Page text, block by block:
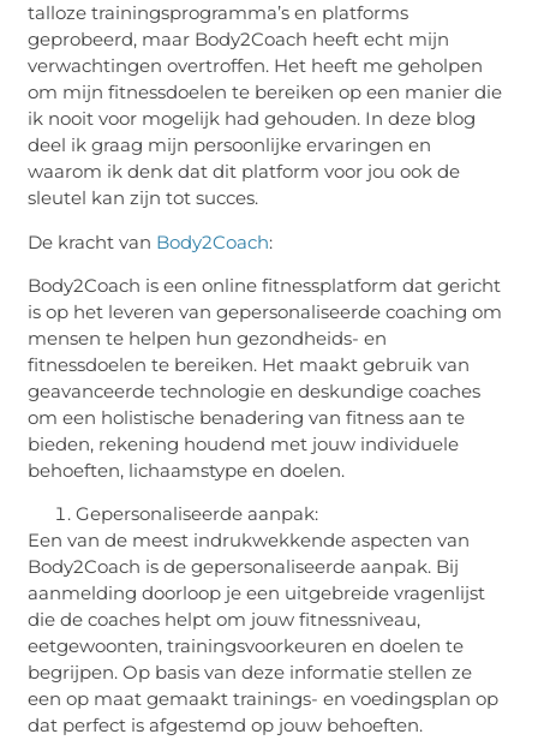
talloze trainingsprogramma’s en platforms
geprobeerd, maar Body2Coach heeft echt mijn
verwachtingen overtroffen. Het heeft me geholpen
om mijn fitnessdoelen te bereiken op een manier die
ik nooit voor mogelijk had gehouden. In deze blog
deel ik graag mijn persoonlijke ervaringen en
waarom ik denk dat dit platform voor jou ook de
sleutel kan zijn tot succes.
De kracht van Body2Coach:
Body2Coach is een online fitnessplatform dat gericht
is op het leveren van gepersonaliseerde coaching om
mensen te helpen hun gezondheids- en
fitnessdoelen te bereiken. Het maakt gebruik van
geavanceerde technologie en deskundige coaches
om een holistische benadering van fitness aan te
bieden, rekening houdend met jouw individuele
behoeften, lichaamstype en doelen.
Gepersonaliseerde aanpak:
Een van de meest indrukwekkende aspecten van
Body2Coach is de gepersonaliseerde aanpak. Bij
aanmelding doorloop je een uitgebreide vragenlijst
die de coaches helpt om jouw fitnessniveau,
eetgewoonten, trainingsvoorkeuren en doelen te
begrijpen. Op basis van deze informatie stellen ze
een op maat gemaakt trainings- en voedingsplan op
dat perfect is afgestemd op jouw behoeften.